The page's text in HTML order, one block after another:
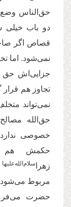
حق‌الناس
دو باب خیلی
قصاص اگر
نمی‌شود. اما
جزایی‌اش حق
تجاوز هم قرار
نمی‌تواند
حق‌الله
خصوصی
حکمش هم
زهرا
سلام‌الله‌علیها
مربوط می‌شود
حضرت